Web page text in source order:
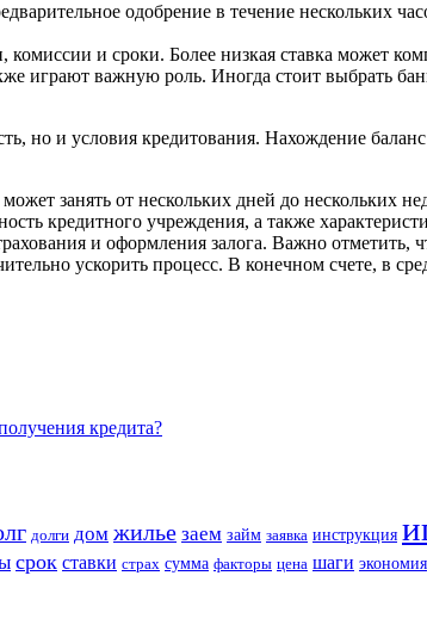
одобрение в течение нескольких
и сроки. Более низкая ставка может
играют важную роль. Иногда стоит выбрать
но и условия кредитования. Нахождение
занять от нескольких дней до нескольких
кредитного учреждения, а также
и оформления залога. Важно
ускорить процесс. В конечном счете, в
кредита?
долги дом жилье заем займ заявка инструкция
срок ставки страх сумма факторы цена шаги экономия